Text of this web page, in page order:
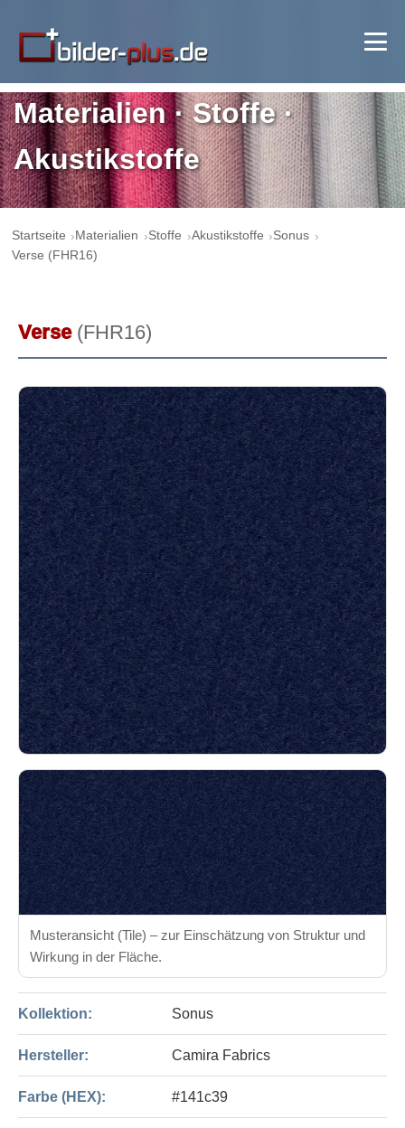
Materialien · Stoffe ·
Akustikstoffe
Startseite Materialien Stoffe Akustikstoffe
Sonus
Verse (FHR16)
Verse (FHR16)
Musteransicht (Tile) – zur Einschätzung von Struktur und
Wirkung in der Fläche.
Kollektion: Sonus
Hersteller: Camira Fabrics
Farbe (HEX): #141c39